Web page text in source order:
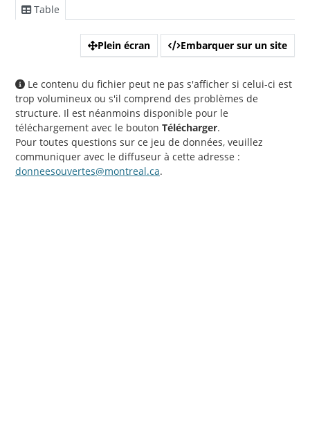
Table
Plein écran Embarquer sur un site
Le contenu du fichier peut ne pas s'afficher si celui-ci est
trop volumineux ou s'il comprend des problèmes de
structure. Il est néanmoins disponible pour le
téléchargement avec le bouton Télécharger.
Pour toutes questions sur ce jeu de données, veuillez
communiquer avec le diffuseur à cette adresse :
donneesouvertes@montreal.ca.